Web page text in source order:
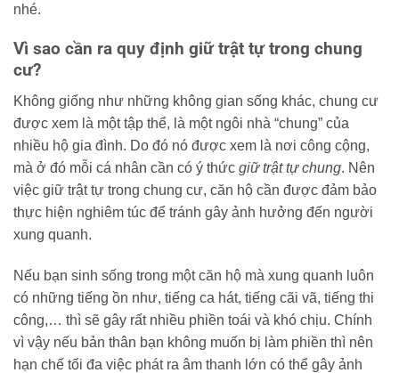
nhé.
Vì sao cần ra quy định giữ trật tự trong chung
cư?
Không giống như những không gian sống khác, chung cư
được xem là một tập thể, là một ngôi nhà “chung” của
nhiều hộ gia đình. Do đó nó được xem là nơi công cộng,
mà ở đó mỗi cá nhân cần có ý thức giữ trật tự chung. Nên
việc giữ trật tự trong chung cư, căn hộ cần được đảm bảo
thực hiện nghiêm túc để tránh gây ảnh hưởng đến người
xung quanh.
Nếu bạn sinh sống trong một căn hộ mà xung quanh luôn
có những tiếng ồn như, tiếng ca hát, tiếng cãi vã, tiếng thi
công,… thì sẽ gây rất nhiều phiền toái và khó chịu. Chính
vì vậy nếu bản thân bạn không muốn bị làm phiền thì nên
hạn chế tối đa việc phát ra âm thanh lớn có thể gây ảnh